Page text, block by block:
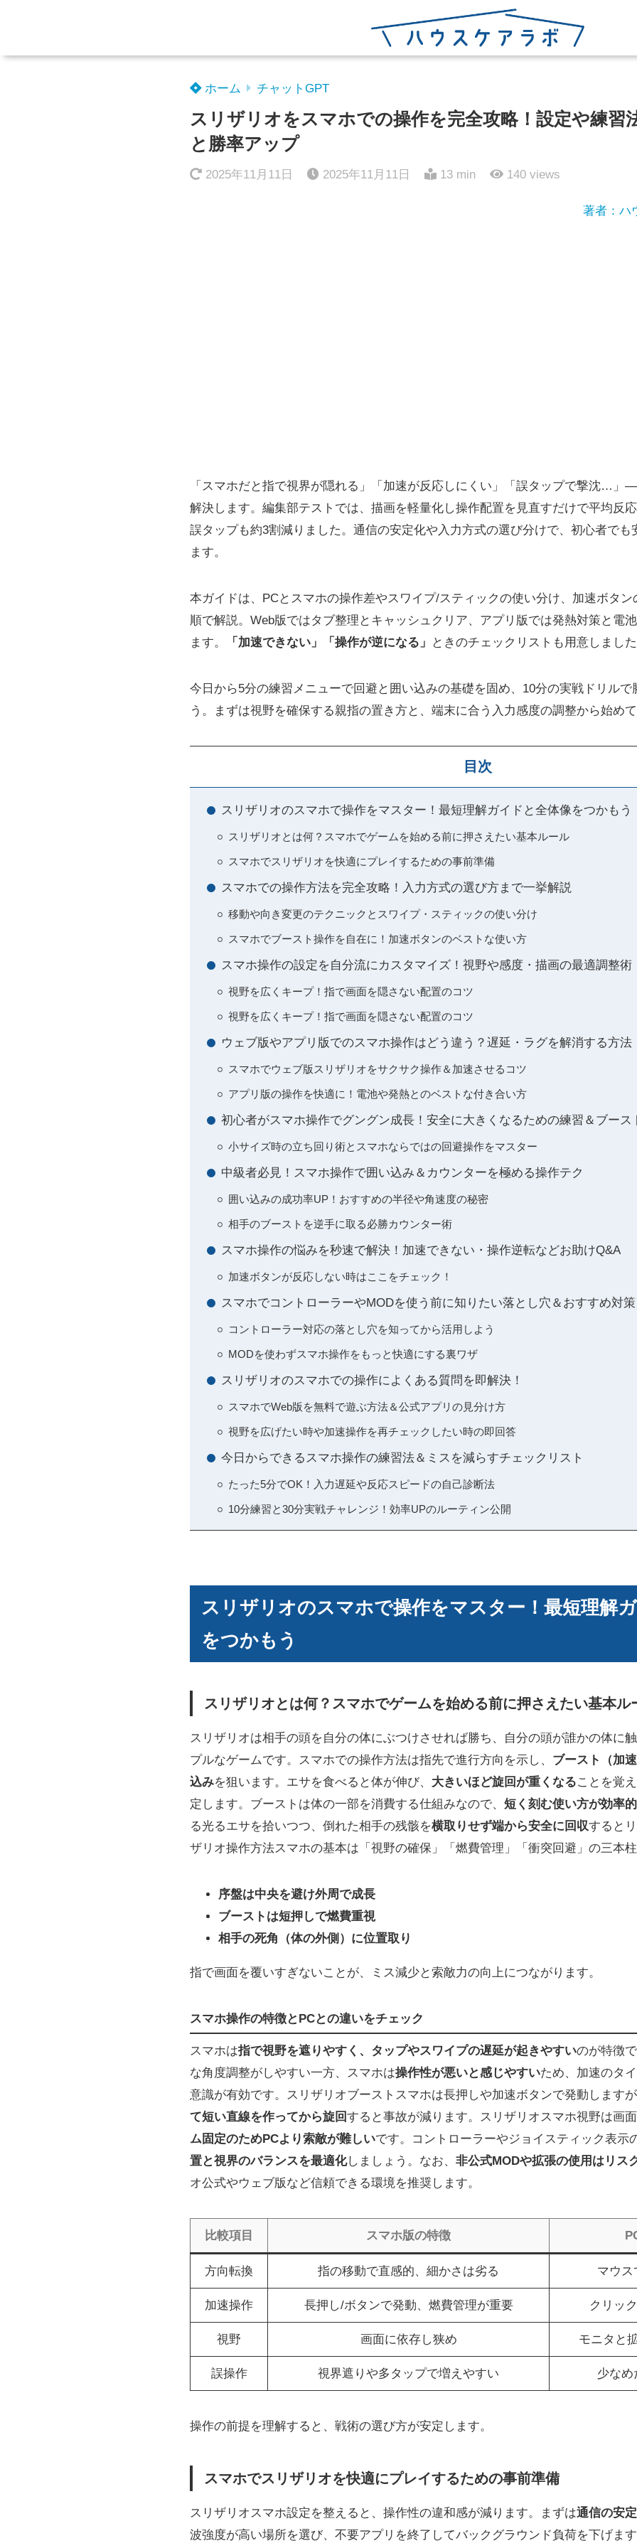
ホーム チャットGPT
スリザリオをスマホでの操作を完全攻略！設定や練習
と勝率アップ
2025年11月11日 2025年11月11日 13 min 140 views
著者：ハ
「スマホだと指で視界が隠れる」「加速が反応しにくい」「誤タップで撃沈…
解決します。編集部テストでは、描画を軽量化し操作配置を見直すだけで平均反
誤タップも約3割減りました。通信の安定化や入力方式の選び分けで、初心者でも
ます。
本ガイドは、PCとスマホの操作差やスワイプ/スティックの使い分け、加速ボタ
順で解説。Web版ではタブ整理とキャッシュクリア、アプリ版では発熱対策と電
ます。
「加速できない」「操作が逆になる」 ときのチェックリストも用意しまし
今日から5分の練習メニューで回避と囲い込みの基礎を固め、10分の実戦ドリル
う。まずは視野を確保する親指の置き方と、端末に合う入力感度の調整から始め
目次
スリザリオのスマホで操作をマスター！最短理解ガイドと全体像をつかもう
スリザリオとは何？スマホでゲームを始める前に押さえたい基本ルール
スマホでスリザリオを快適にプレイするための事前準備
スマホでの操作方法を完全攻略！入力方式の選び方まで一挙解説
移動や向き変更のテクニックとスワイプ・スティックの使い分け
スマホでブースト操作を自在に！加速ボタンのベストな使い方
スマホ操作の設定を自分流にカスタマイズ！視野や感度・描画の最適調整術
視野を広くキープ！指で画面を隠さない配置のコツ
視野を広くキープ！指で画面を隠さない配置のコツ
ウェブ版やアプリ版でのスマホ操作はどう違う？遅延・ラグを解消する方法
スマホでウェブ版スリザリオをサクサク操作＆加速させるコツ
アプリ版の操作を快適に！電池や発熱とのベストな付き合い方
初心者がスマホ操作でグングン成長！安全に大きくなるための練習＆ブース
小サイズ時の立ち回り術とスマホならではの回避操作をマスター
中級者必見！スマホ操作で囲い込み＆カウンターを極める操作テク
囲い込みの成功率UP！おすすめの半径や角速度の秘密
相手のブーストを逆手に取る必勝カウンター術
スマホ操作の悩みを秒速で解決！加速できない・操作逆転などお助けQ&A
加速ボタンが反応しない時はここをチェック！
スマホでコントローラーやMODを使う前に知りたい落とし穴＆おすすめ対策
コントローラー対応の落とし穴を知ってから活用しよう
MODを使わずスマホ操作をもっと快適にする裏ワザ
スリザリオのスマホでの操作によくある質問を即解決！
スマホでWeb版を無料で遊ぶ方法＆公式アプリの見分け方
視野を広げたい時や加速操作を再チェックしたい時の即回答
今日からできるスマホ操作の練習法＆ミスを減らすチェックリスト
たった5分でOK！入力遅延や反応スピードの自己診断法
10分練習と30分実戦チャレンジ！効率UPのルーティン公開
スリザリオのスマホで操作をマスター！最短理解
をつかもう
スリザリオとは何？スマホでゲームを始める前に押さえたい基本ル
スリザリオは相手の頭を自分の体にぶつけさせれば勝ち、自分の頭が誰かの体に
プルなゲームです。スマホでの操作方法は指先で進行方向を示し、 ブースト（加
込みを狙います。エサを食べると体が伸び、 大きいほど旋回が重くなることを覚
定します。ブーストは体の一部を消費する仕組みなので、 短く刻む使い方が効率的
る光るエサを拾いつつ、倒れた相手の残骸を横取りせず端から安全に回収すると
ザリオ操作方法スマホの基本は「視野の確保」「燃費管理」「衝突回避」の三本
序盤は中央を避け外周で成長
ブーストは短押しで燃費重視
相手の死角（体の外側）に位置取り
指で画面を覆いすぎないことが、ミス減少と索敵力の向上につながります。
スマホ操作の特徴とPCとの違いをチェック
スマホは指で視野を遮りやすく、タップやスワイプの遅延が起きやすいのが特徴
な角度調整がしやすい一方、スマホは操作性が悪いと感じやすいため、加速のタ
意識が有効です。スリザリオブーストスマホは長押しや加速ボタンで発動します
て短い直線を作ってから旋回すると事故が減ります。スリザリオスマホ視野は画
ム固定のためPCより索敵が難しいです。コントローラーやジョイスティック表示
置と視界のバランスを最適化しましょう。なお、 非公式MODや拡張の使用はリス
オ公式やウェブ版など信頼できる環境を推奨します。
比較項目 スマホ版の特徴
方向転換 指の移動で直感的、細かさは劣る マウス
加速操作 長押し/ボタンで発動、燃費管理が重要 クリッ
視野 画面に依存し狭め モニタと
誤操作 視界遮りや多タップで増えやすい 少なめ
操作の前提を理解すると、戦術の選び方が安定します。
スマホでスリザリオを快適にプレイするための事前準備
スリザリオスマホ設定を整えると、操作性の違和感が減ります。まずは通信の安
波強度が高い場所を選び、不要アプリを終了してバックグラウンド負荷を下げま